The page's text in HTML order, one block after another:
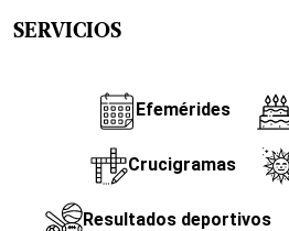
SERVICIOS
Efemérides
Crucigramas
Resultados deportivos